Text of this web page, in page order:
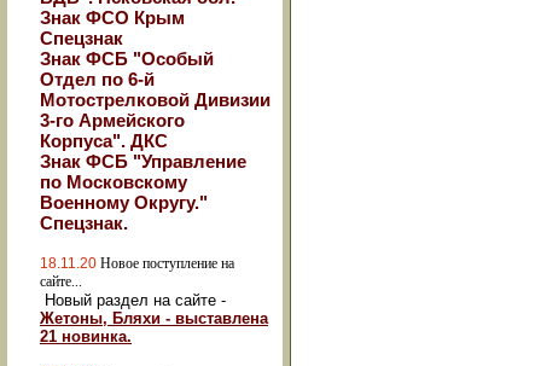
Знак ФСО Крым
Спецзнак
Знак ФСБ "Особый
Отдел по 6-й
Мотострелковой Дивизии
3-го Армейского
Корпуса". ДКС
Знак ФСБ "Управление
по Московскому
Военному Округу."
Спецзнак.
18.11.20 Новое поступление на
сайте...
Новый раздел на сайте -
Жетоны, Бляхи - выставлена
21 новинка.